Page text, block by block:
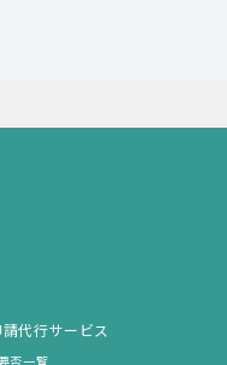
代行サービス
否一覧